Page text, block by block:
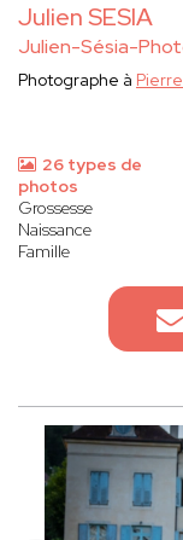
Julien SESIA
Julien-Sésia-
Photographe à
26 types de
photos
Grossesse
Naissance
Famille